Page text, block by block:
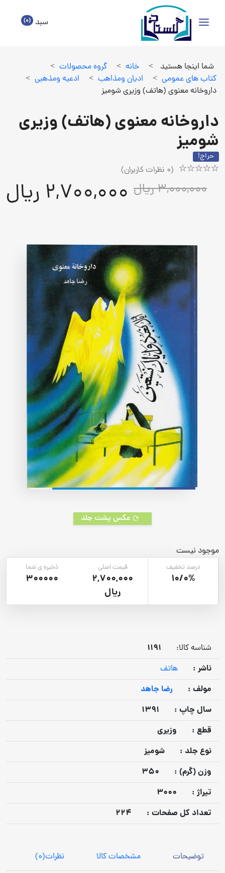
سبد (0)
شما اینجا هستید > خانه > گروه محصولات >
كتاب هاي عمومي > اديان ومذاهب > ادعيه ومذهبي >
داروخانه معنوی (هاتف) وزیری شومیز
داروخانه معنوی (هاتف) وزیری
شومیز
حراج!
5.00
(
0 نظرات کاربران)
3,000,000 ریال 2,700,000 ریال
عکس پشت جلد
موجود نیست
درصد تخفیف
10/0%
قیمت اصلی
2,700,000
ریال
ذخیره ی شما
300000
شناسه کالا:
1191
ناشر :
هاتف
مولف :
رضا جاهد
سال چاپ :
1391
قطع :
وزیری
نوع جلد :
شومیز
وزن (گرم) :
350
تيراژ :
3000
تعداد كل صفحات :
224
توضیحات مشخصات کالا نظرات(0)